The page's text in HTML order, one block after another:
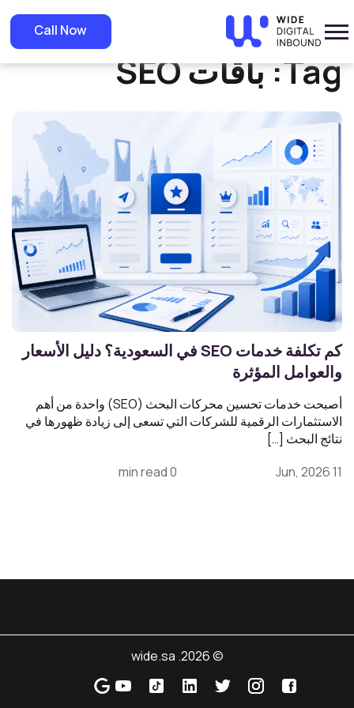
Call Now Home
» باقات SEO
Tag: باقات SEO
كم تكلفة خدمات SEO في السعودية؟ دليل الأسعار
والعوامل المؤثرة
أصبحت خدمات تحسين محركات البحث (SEO) واحدة من أهم
الاستثمارات الرقمية للشركات التي تسعى إلى زيادة ظهورها في
نتائج البحث […]
11 Jun, 2026
0 min read
© 2026. wide.sa